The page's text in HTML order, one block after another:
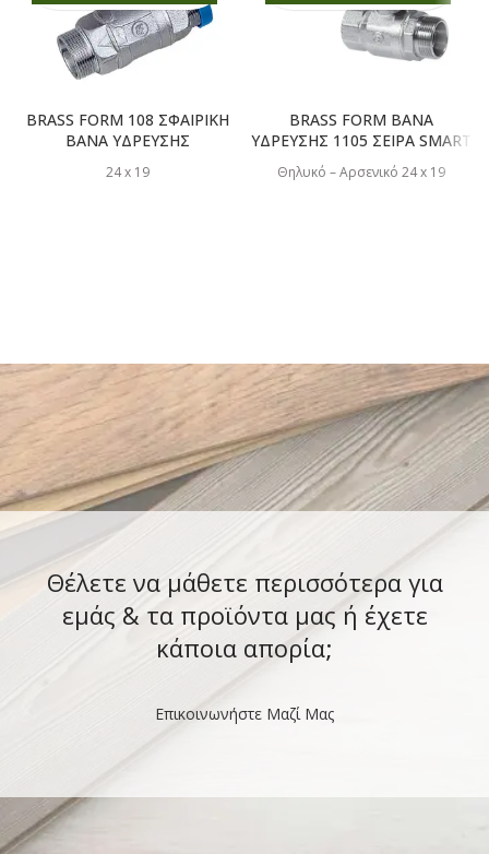
BRASS FORM 108 ΣΦΑΙΡΙΚΗ
ΒΑΝΑ ΥΔΡΕΥΣΗΣ
24 x 19
BRASS FORM ΒΑΝΑ
ΥΔΡΕΥΣΗΣ 1105 ΣΕΙΡΑ SMART
Θηλυκό – Αρσενικό 24 x 19
Θέλετε να μάθετε περισσότερα για
εμάς & τα προϊόντα μας ή έχετε
κάποια απορία;
Επικοινωνήστε Μαζί Μας